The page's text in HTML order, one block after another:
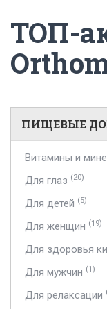
ТОП-
ПИЩЕВЫЕ
Витамины и
Для глаз (20)
Для детей (5)
Для женщин (19)
Для здоровья
Для мужчин (1)
Для релаксации